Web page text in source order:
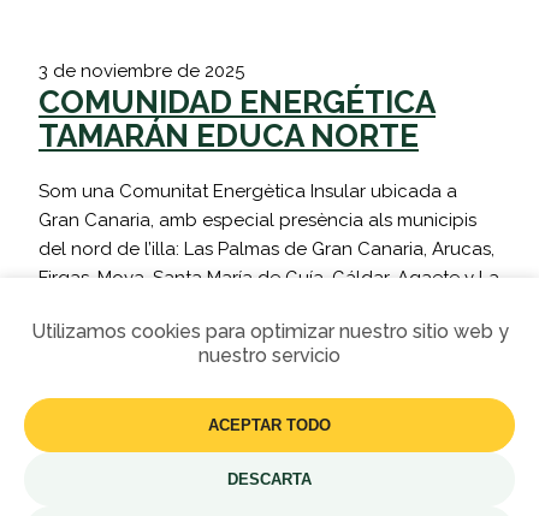
Utilizamos cookies para optimizar nuestro sitio web y
nuestro servicio
ACEPTAR TODO
DESCARTA
3 de noviembre de 2025
COMUNIDAD ENERGÉTICA
TAMARÁN EDUCA NORTE
Som una Comunitat Energètica Insular ubicada a
Gran Canaria, amb especial presència als municipis
del nord de l’illa: Las Palmas de Gran Canaria, Arucas,
Firgas, Moya, Santa María de Guía, Gáldar, Agaete y La
una transició energètica 100% renovable, justa i
democràtica on l’energia sigui un…
Més informació